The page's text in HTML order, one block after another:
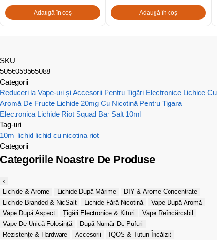
Adaugă în coș Adaugă în coș
SKU
5056059565088
Categorii
Reduceri la Vape-uri și Accesorii Pentru Tigări Electronice Lichide Cu
Aromă De Fructe Lichide 20mg Cu Nicotină Pentru Tigara
Electronica Lichide Riot Squad Bar Salt 10ml
Tag-uri
10ml lichid lichid cu nicotina riot
Categorii
Categoriile Noastre De Produse
‹
Lichide & Arome
Lichide După Mărime
DIY & Arome Concentrate
Lichide Branded & NicSalt
Lichide Fără Nicotină
Vape După Aromă
Vape După Aspect
Țigări Electronice & Kituri
Vape Reîncărcabil
Vape De Unică Folosință
După Număr De Pufuri
Rezistențe & Hardware
Accesorii
IQOS & Tutun Încălzit